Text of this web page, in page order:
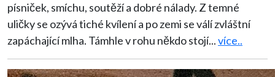
písniček, smíchu, soutěží a dobré nálady. Z temné
uličky se ozývá tiché kvílení a po zemi se válí zvláštní
zapáchající mlha. Támhle v rohu někdo stojí...více..